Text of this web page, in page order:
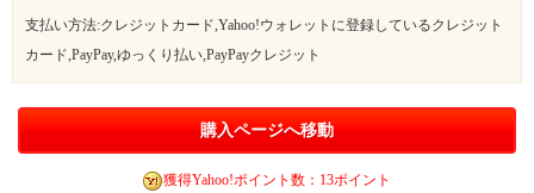
支払い方法:クレジットカード,Yahoo!ウォレットに登録しているクレジット
カード,PayPay,ゆっくり払い,PayPayクレジット
購入ページへ移動
獲得Yahoo!ポイント数：13ポイント